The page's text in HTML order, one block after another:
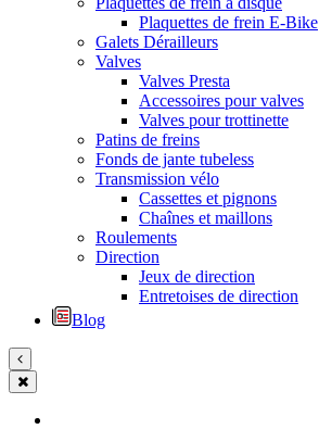
Plaquettes de frein E-Bike
Galets Dérailleurs
Valves
Valves Presta
Accessoires pour valves
Valves pour trottinette
Patins de freins
Fonds de jante tubeless
Transmission vélo
Cassettes et pignons
Chaînes et maillons
Roulements
Direction
Jeux de direction
Entretoises de direction
Blog